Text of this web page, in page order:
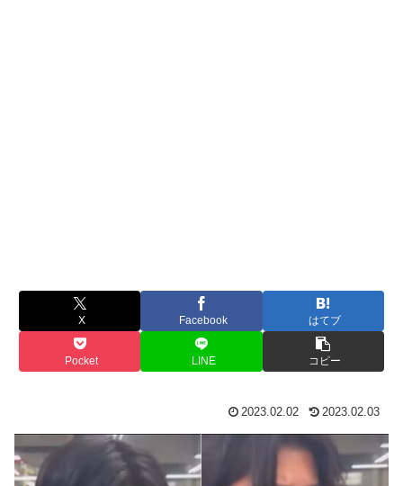
X Facebook はてブ
Pocket LINE コピー
2023.02.02 2023.02.03